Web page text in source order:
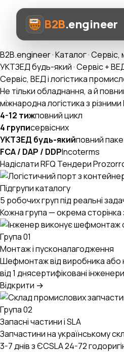
B2B.engineer
Про нас
Послуги
Prozorro AI
Категорії
AI-Експерт ВЕД
UA EN RU
B2B.engineer·Каталог·Сервіс,
УКТЗЕД будь-який · Сервіс +
Сервіс, ВЕД і логістика
Не тільки обладнання, а й
міжнародна логістика з
4-12 тижповний цикл
4 груписервісних
УКТЗЕД будь-якийповний
FCA / DAP / DDPIncoterms
Надіслати RFQ Тендери
Підгрупи каталогу
5 робочих груп під реальні
Кожна група — окрема сторінка
Група 01
Монтаж і пусконалагодження
Шефмонтаж від виробника або
від 1 днясертифіковані інженери
Відкрити →
Група 02
Запасні частини і SLA
Запчастини на українському
3-7 днів з ЄСSLA 24-72 год